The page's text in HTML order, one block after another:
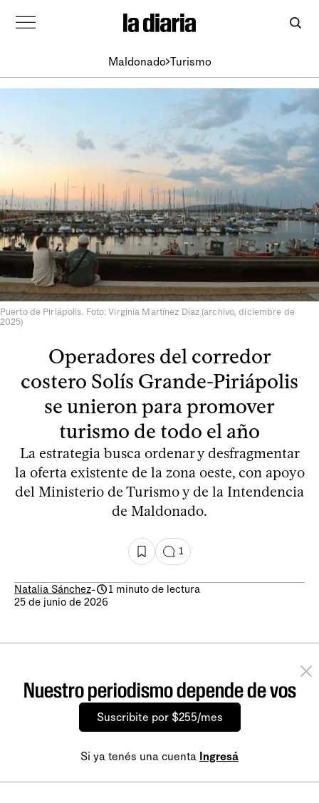
Maldonado Turismo
Puerto de Piriápolis. Foto: Virginia Martínez Díaz (archivo, diciembre de
2025)
Operadores del corredor
costero Solís Grande-Piriápolis
se unieron para promover
turismo de todo el año
La estrategia busca ordenar y desfragmentar
la oferta existente de la zona oeste, con apoyo
del Ministerio de Turismo y de la Intendencia
de Maldonado.
1
Natalia Sánchez-
1 minuto de lectura
25 de junio de 2026
Nuestro periodismo depende de vos
Suscribite por $255/mes
Si ya tenés una cuenta Ingresá